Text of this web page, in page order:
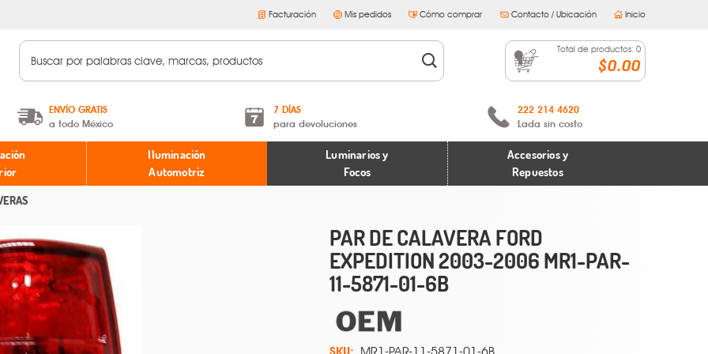
Facturación Mis pedidos Cómo comprar Contacto / Ubicación Inicio
Total de productos: 0
$0.00
ENVÍO GRATIS
a todo México
A partir de $599 MXN.
* Aplican restricciones
7 DÍAS
para devoluciones
Términos y condiciones
Políticas de devoluciones
222 214 4620
Lada sin costo
Iluminación
Automotriz
Luminarios y
Focos
Accesorios y
Repuestos
PAR DE CALAVERA FORD
EXPEDITION 2003-2006 MR1-PAR-
11-5871-01-6B
SKU: MR1-PAR-11-5871-01-6B